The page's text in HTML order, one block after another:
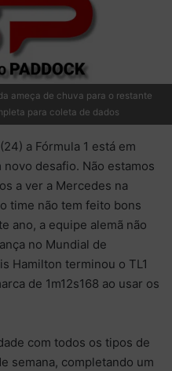
ameça de chuva para o restante
para coleta de dados
a Fórmula 1 está em
novo desafio. Não estamos
a ver a Mercedes na
time não tem feito bons
ano, a equipe alemã não
no Mundial de
Hamilton terminou o TL1
de 1m12s168 ao usar os
com todos os tipos de
semana, completando um